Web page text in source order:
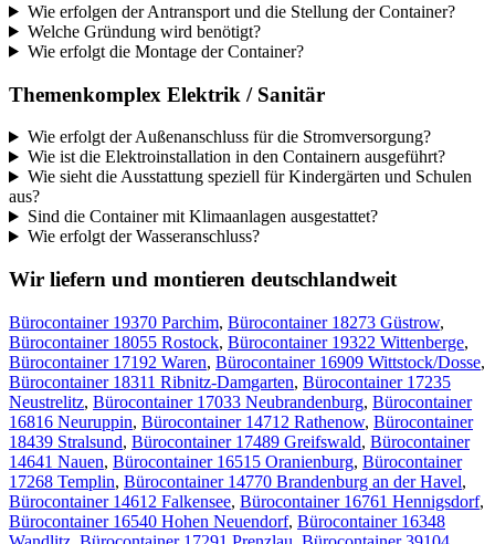
Wie erfolgen der Antransport und die Stellung der Container?
Welche Gründung wird benötigt?
Wie erfolgt die Montage der Container?
Themenkomplex Elektrik / Sanitär
Wie erfolgt der Außenanschluss für die Stromversorgung?
Wie ist die Elektroinstallation in den Containern ausgeführt?
Wie sieht die Ausstattung speziell für Kindergärten und Schulen
aus?
Sind die Container mit Klimaanlagen ausgestattet?
Wie erfolgt der Wasseranschluss?
Wir liefern und montieren deutschlandweit
Bürocontainer 19370 Parchim, Bürocontainer 18273 Güstrow,
Bürocontainer 18055 Rostock, Bürocontainer 19322 Wittenberge,
Bürocontainer 17192 Waren, Bürocontainer 16909 Wittstock/Dosse,
Bürocontainer 18311 Ribnitz-Damgarten, Bürocontainer 17235
Neustrelitz, Bürocontainer 17033 Neubrandenburg, Bürocontainer
16816 Neuruppin, Bürocontainer 14712 Rathenow, Bürocontainer
18439 Stralsund, Bürocontainer 17489 Greifswald, Bürocontainer
14641 Nauen, Bürocontainer 16515 Oranienburg, Bürocontainer
17268 Templin, Bürocontainer 14770 Brandenburg an der Havel,
Bürocontainer 14612 Falkensee, Bürocontainer 16761 Hennigsdorf,
Bürocontainer 16540 Hohen Neuendorf, Bürocontainer 16348